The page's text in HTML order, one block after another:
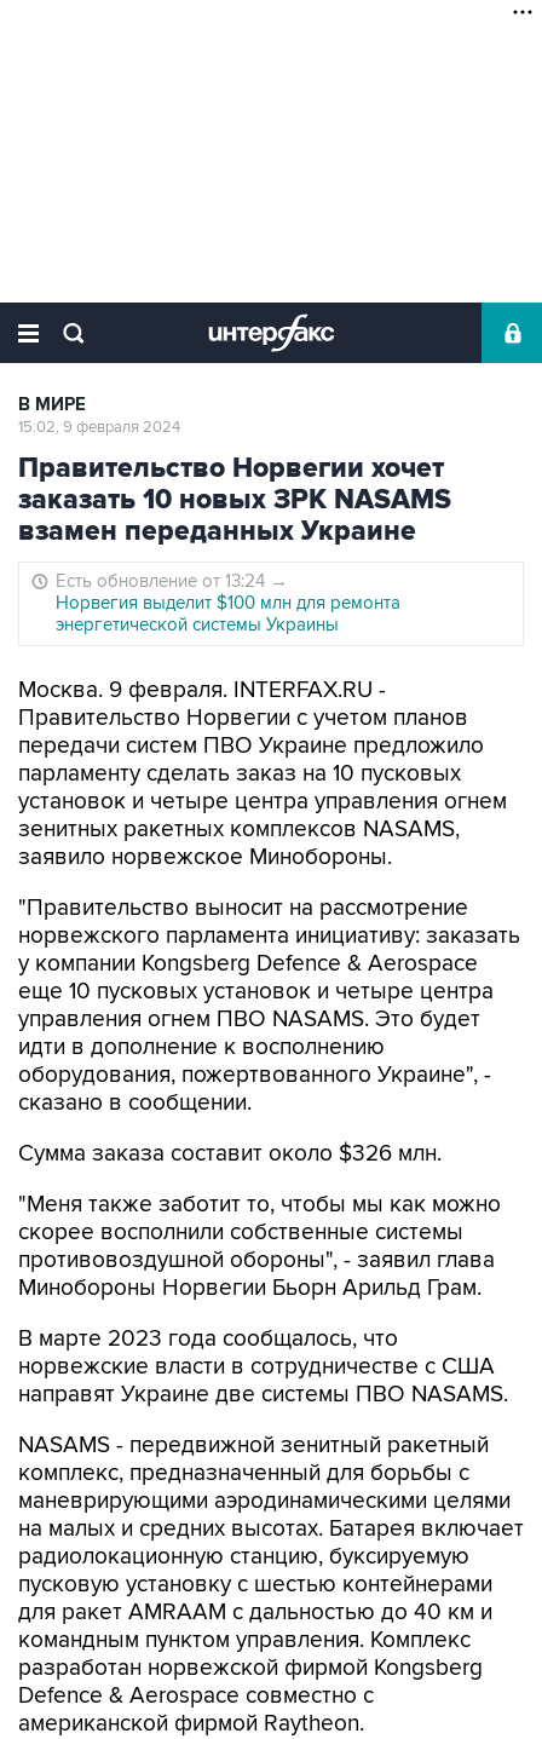
В МИРЕ
15:02, 9 февраля 2024
Правительство Норвегии хочет
заказать 10 новых ЗРК NASAMS
взамен переданных Украине
Есть обновление от 13:24 →
Норвегия выделит $100 млн для ремонта
энергетической системы Украины
Москва. 9 февраля. INTERFAX.RU -
Правительство Норвегии с учетом планов
передачи систем ПВО Украине предложило
парламенту сделать заказ на 10 пусковых
установок и четыре центра управления огнем
зенитных ракетных комплексов NASAMS,
заявило норвежское Минобороны.
"Правительство выносит на рассмотрение
норвежского парламента инициативу: заказать
у компании Kongsberg Defence & Aerospace
еще 10 пусковых установок и четыре центра
управления огнем ПВО NASAMS. Это будет
идти в дополнение к восполнению
оборудования, пожертвованного Украине", -
сказано в сообщении.
Сумма заказа составит около $326 млн.
"Меня также заботит то, чтобы мы как можно
скорее восполнили собственные системы
противовоздушной обороны", - заявил глава
Минобороны Норвегии Бьорн Арильд Грам.
В марте 2023 года сообщалось, что
норвежские власти в сотрудничестве с США
направят Украине две системы ПВО NASAMS.
NASAMS - передвижной зенитный ракетный
комплекс, предназначенный для борьбы с
маневрирующими аэродинамическими целями
на малых и средних высотах. Батарея включает
радиолокационную станцию, буксируемую
пусковую установку с шестью контейнерами
для ракет AMRAAM с дальностью до 40 км и
командным пунктом управления. Комплекс
разработан норвежской фирмой Kongsberg
Defence & Aerospace совместно с
американской фирмой Raytheon.